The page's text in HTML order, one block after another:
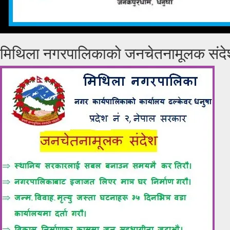
मिथिला नगरपालिकाको जनचेतनामूलक